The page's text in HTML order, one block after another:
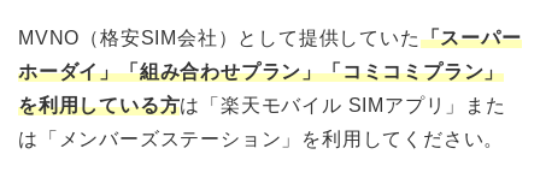
MVNO（格安SIM会社）として提供していた「スーパー
ホーダイ」「組み合わせプラン」「コミコミプラン」
を利用している方は「楽天モバイル SIMアプリ」また
は「メンバーズステーション」を利用してください。